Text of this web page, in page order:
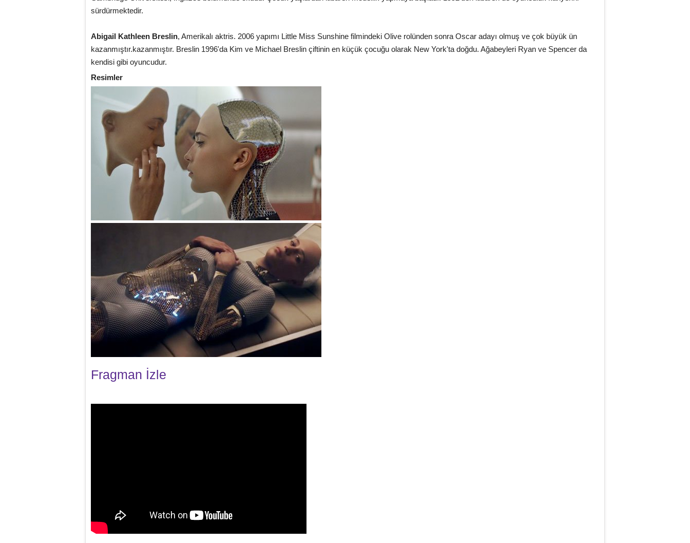
sürdürmektedir.
Abigail Kathleen Breslin, Amerikalı aktris. 2006 yapımı Little Miss Sunshine filmindeki Olive rolünden sonra Oscar adayı olmuş ve çok büyük ün
kazanmıştır.kazanmıştır. Breslin 1996'da Kim ve Michael Breslin çiftinin en küçük çocuğu olarak New York'ta doğdu. Ağabeyleri Ryan ve Spencer da
kendisi gibi oyuncudur.
Resimler
Fragman İzle